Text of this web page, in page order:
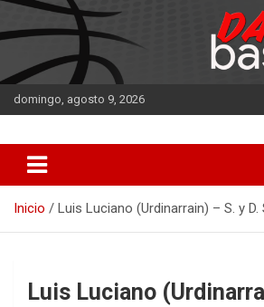
Saltar
al
contenido
domingo, agosto 9, 2026
DATA Basquet
Inicio Luis Luciano (Urdinarrain) – S. y
Luis Luciano